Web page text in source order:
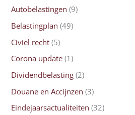
Autobelastingen (9)
Belastingplan (49)
Civiel recht (5)
Corona update (1)
Dividendbelasting (2)
Douane en Accijnzen (3)
Eindejaarsactualiteiten (32)